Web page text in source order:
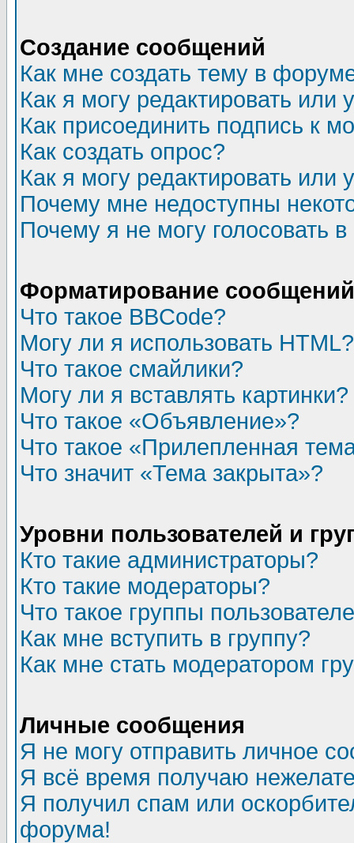
Создание сообщений
Как мне создать тему в
Как я могу редактировать или
Как присоединить подпись к
Как создать опрос?
Как я могу редактировать или
Почему мне недоступны
Почему я не могу голосовать
Форматирование
Что такое BBCode?
Могу ли я использовать HTML?
Что такое смайлики?
Могу ли я вставлять картинки?
Что такое «Объявление»?
Что такое «Прилепленная
Что значит «Тема закрыта»?
Уровни пользователей и
Кто такие администраторы?
Кто такие модераторы?
Что такое группы
Как мне вступить в группу?
Как мне стать модератором
Личные сообщения
Я не могу отправить личное
Я всё время получаю
Я получил спам или
форума!